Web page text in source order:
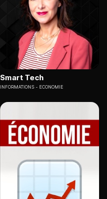
Smart Tech
INFORMATIONS ECONOMIE